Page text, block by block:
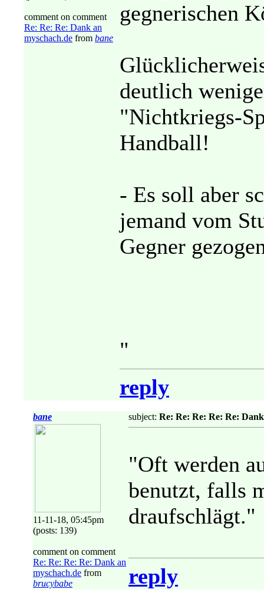
comment on comment
Re: Re: Re: Dank an
myschach.de from bane
gegnerischen
deutlich
"Nichtkriegs-
Handball!
- Es soll aber
jemand vom
Gegner
"
reply
bane
11-11-18, 05:45pm
(posts: 139)
comment on comment
Re: Re: Re: Re: Dank an
myschach.de from
brucybabe
subject: Re: Re: Re: Re: Re:
"Oft werden
benutzt, falls
draufschlägt."
reply